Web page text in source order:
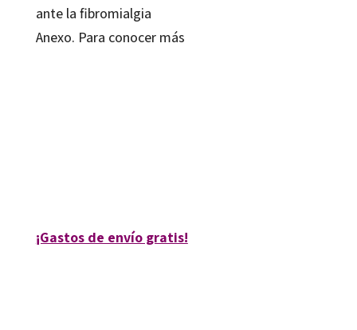
ante la fibromialgia
Anexo. Para conocer más
¡Gastos de envío gratis!